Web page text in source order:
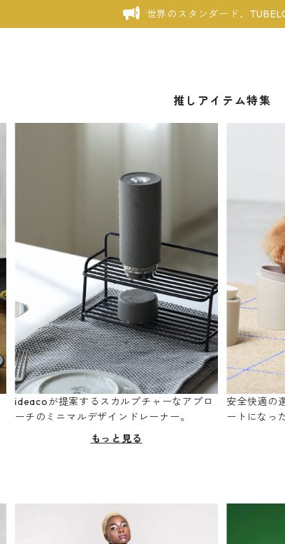
世界のスタンダード、
推しアイテム特集
ideacoが提案するスカルプチャーなアプロ
ーチのミニマルデザインドレーナー。
もっと見る
安全快適の
ートになっ